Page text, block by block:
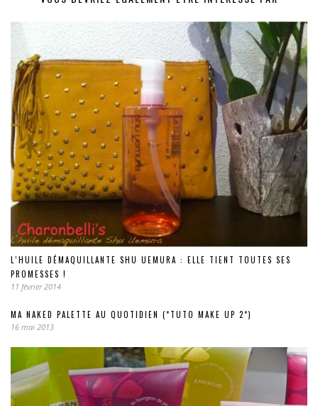
L’HUILE DÉMAQUILLANTE SHU UEMURA : ELLE TIENT TOUTES SES
PROMESSES !
11 février 2014
MA NAKED PALETTE AU QUOTIDIEN (*TUTO MAKE UP 2*)
16 mai 2013